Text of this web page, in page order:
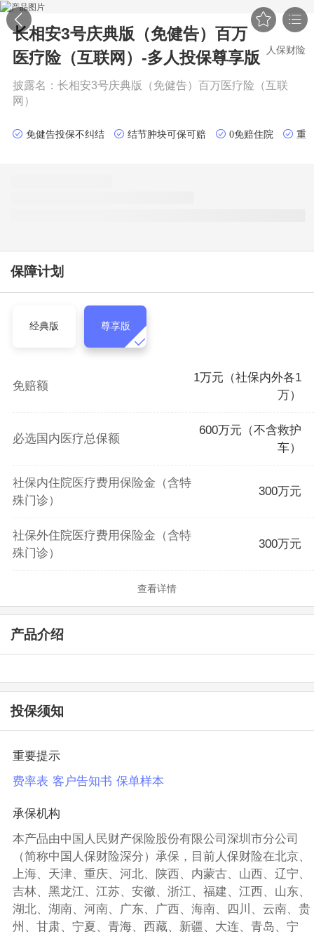
 
长相安3号庆典版（免健告）百万
医疗险（互联网）-多人投保尊享版 人保财险
披露名： 长相安3号庆典版（免健告）百万医疗险（互联
网）
免健告投保不纠结 结节肿块可保可赔 0免赔住院 重
保障计划
经典版 尊享版
免赔额
1万元（社保内外各1
万）
必选国内医疗总保额
600万元（不含救护
车）
社保内住院医疗费用保险金（含特
殊门诊）
300万元
社保外住院医疗费用保险金（含特
殊门诊）
300万元
查看详情
产品介绍
投保须知
重要提示
费率表 客户告知书 保单样本
承保机构
本产品由中国人民财产保险股份有限公司深圳市分公司
（简称中国人保财险深分）承保，目前人保财险在北京、
上海、天津、重庆、河北、陕西、内蒙古、山西、辽宁、
吉林、黑龙江、江苏、安徽、浙江、福建、江西、山东、
湖北、湖南、河南、广东、广西、海南、四川、云南、贵
州、甘肃、宁夏、青海、西藏、新疆、大连、青岛、宁